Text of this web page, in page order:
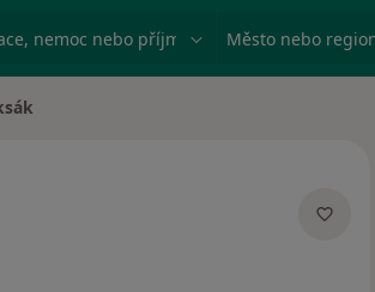
nemoc nebo příjmení Město nebo